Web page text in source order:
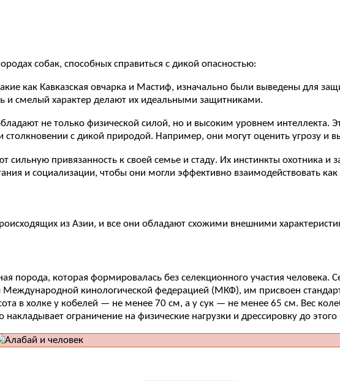
собак, способных справиться с дикой опасностью:
как Кавказская овчарка и Мастиф, изначально были выведены для
и смелый характер делают их идеальными защитниками.
не только физической силой, но и высоким уровнем интеллекта.
столкновении с дикой природой. Например, они могут оценить угрозу и
сильную привязанность к своей семье и стаду. Их инстинкты охотника
и социализации, чтобы они могли эффективно взаимодействовать
из Азии, и все они обладают схожими внешними
порода, которая формировалась без селекционного участия человека.
кинологической федерацией (МКФ), им присвоен
в холке у кобелей — не менее 70 см, а у сук — не менее 65 см. Вес
ограничение на физические нагрузки и дрессировку до